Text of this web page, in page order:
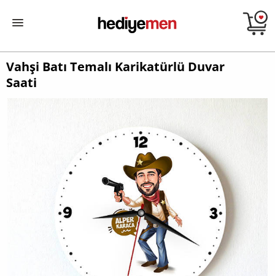
Vahşi Batı Temalı Karikatürlü Duvar
Saati